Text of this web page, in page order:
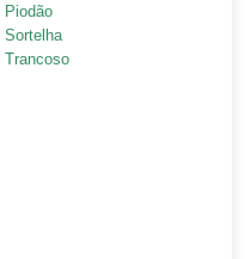
Piodão
Sortelha
Trancoso